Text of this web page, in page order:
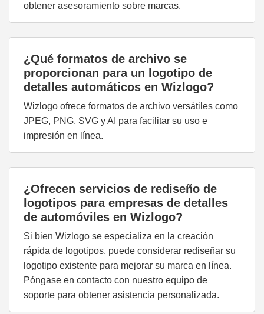
obtener asesoramiento sobre marcas.
¿Qué formatos de archivo se
proporcionan para un logotipo de
detalles automáticos en Wizlogo?
Wizlogo ofrece formatos de archivo versátiles como
JPEG, PNG, SVG y AI para facilitar su uso e
impresión en línea.
¿Ofrecen servicios de rediseño de
logotipos para empresas de detalles
de automóviles en Wizlogo?
Si bien Wizlogo se especializa en la creación
rápida de logotipos, puede considerar rediseñar su
logotipo existente para mejorar su marca en línea.
Póngase en contacto con nuestro equipo de
soporte para obtener asistencia personalizada.